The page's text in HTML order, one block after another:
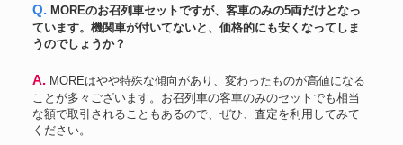
Q. MOREのお召列車セットですが、客車のみの5両だけとなっ
ています。機関車が付いてないと、価格的にも安くなってしま
うのでしょうか？
A. MOREはやや特殊な傾向があり、変わったものが高値になる
ことが多々ございます。お召列車の客車のみのセットでも相当
な額で取引されることもあるので、ぜひ、査定を利用してみて
ください。